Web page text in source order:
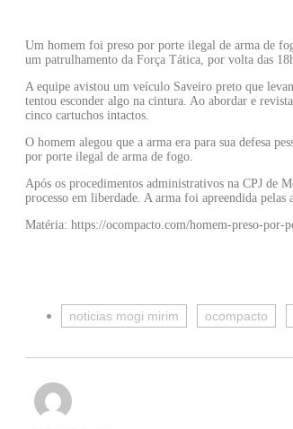
Um homem foi preso por porte ilegal de arma de
um patrulhamento da Força Tática, por volta das
A equipe avistou um veículo Saveiro preto que
tentou esconder algo na cintura. Ao abordar e
cinco cartuchos intactos.
O homem alegou que a arma era para sua defesa
por porte ilegal de arma de fogo.
Após os procedimentos administrativos na CPJ de
processo em liberdade. A arma foi apreendida pelas
Matéria: https://ocompacto.com/homem-preso-por-
noticias mogi mirim ocompacto